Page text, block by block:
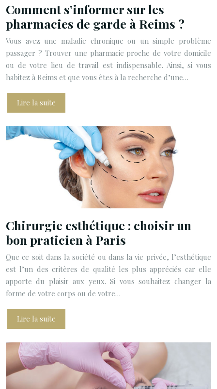
Comment s’informer sur les
pharmacies de garde à Reims ?
Vous avez une maladie chronique ou un simple problème
passager ? Trouver une pharmacie proche de votre domicile
ou de votre lieu de travail est indispensable. Ainsi, si vous
habitez à Reims et que vous êtes à la recherche d’une…
Lire la suite
Chirurgie esthétique : choisir un
bon praticien à Paris
Que ce soit dans la société ou dans la vie privée, l’esthétique
est l’un des critères de qualité les plus appréciés car elle
apporte du plaisir aux yeux. Si vous souhaitez changer la
forme de votre corps ou de votre…
Lire la suite